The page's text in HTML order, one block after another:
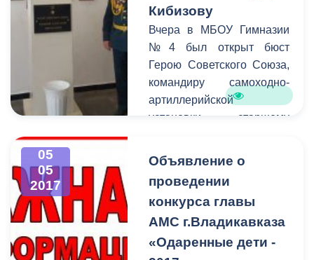
Кибизову
Вчера в МБОУ Гимназии
№4 был открыт бюст
Герою Советского Союза,
командиру самоходно-
артиллерийской
установки, старшему
фойе учреждения был
проведен торжественный
митинг. Мероприятие
посетили ветераны
Великой Отечественной
05
05
2017
Объявление о
проведении
конкурса главы
АМС г.Владикавказа
«Одаренные дети -